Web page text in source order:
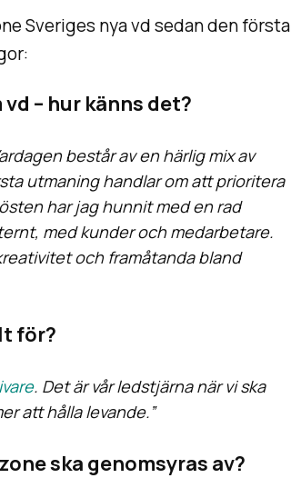
Sveriges nya vd sedan den första
– hur känns det?
består av en härlig mix av
utmaning handlar om att prioritera
har jag hunnit med en rad
med kunder och medarbetare.
och framåtanda bland
för?
. Det är vår ledstjärna när vi ska
att hålla levande.”
ska genomsyras av?